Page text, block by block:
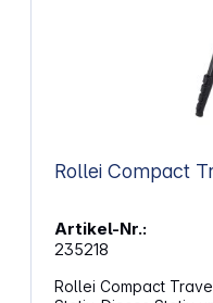
Artikel-Nr.:
235218
Rollei Compact